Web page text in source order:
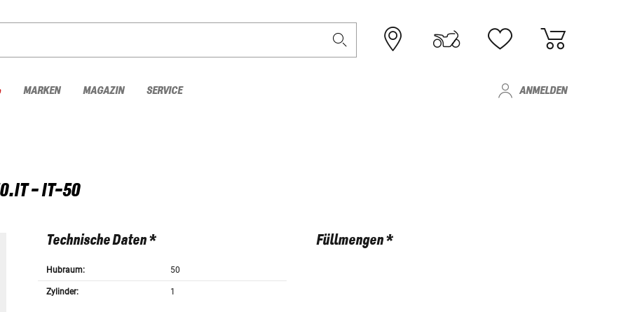
MARKEN MAGAZIN SERVICE ANMELDEN
- IT-50
Technische Daten *
Hubraum: 50
Zylinder: 1
Füllmengen *